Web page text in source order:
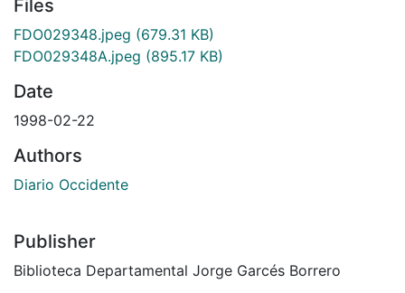
Files
FDO029348.jpeg (679.31 KB)
FDO029348A.jpeg (895.17 KB)
Date
1998-02-22
Authors
Diario Occidente
Publisher
Biblioteca Departamental Jorge Garcés Borrero